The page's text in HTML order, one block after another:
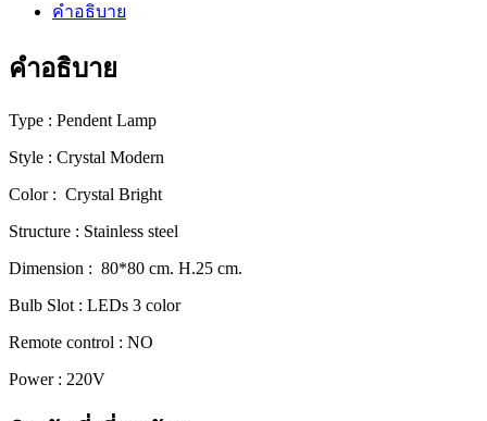
ลัก
ชัว
รี่
พรีเมียม
[70175-
ชิ้น
คำอธิบาย
คำอธิบาย
Type : Pendent Lamp
Style : Crystal Modern
Color : Crystal Bright
Structure : Stainless steel
Dimension : 80*80 cm. H.25 cm.
Bulb Slot : LEDs 3 color
Remote control : NO
Power : 220V